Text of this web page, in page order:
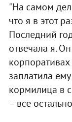
"На самом
что я в этот
Последний
отвечала я.
заплатила
кормилица в
– все